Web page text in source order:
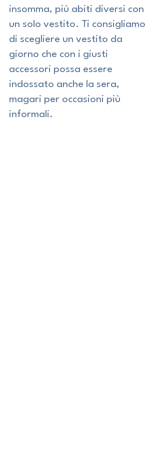
insomma, più abiti diversi con
un solo vestito. Ti consigliamo
di scegliere un vestito da
giorno che con i giusti
accessori possa essere
indossato anche la sera,
magari per occasioni più
informali.